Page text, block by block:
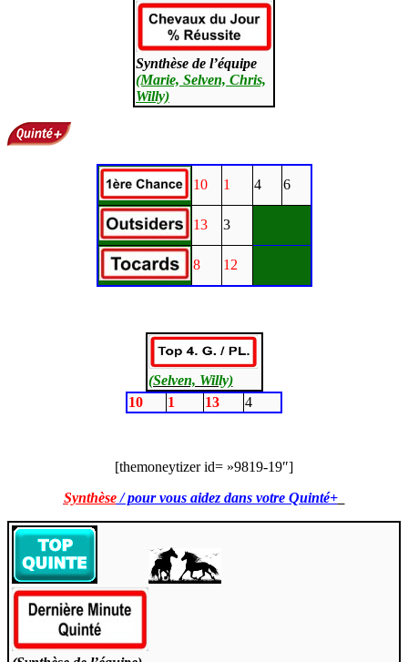
Synthèse de l’équipe
(Marie, Selven, Chris,
Willy)
10 1 4 6
13 3
8 12
(Selven, Willy)
10
1 13 4
[themoneytizer id= »9819-19″]
Synthèse/ pour vous aidez dans votre Quinté+